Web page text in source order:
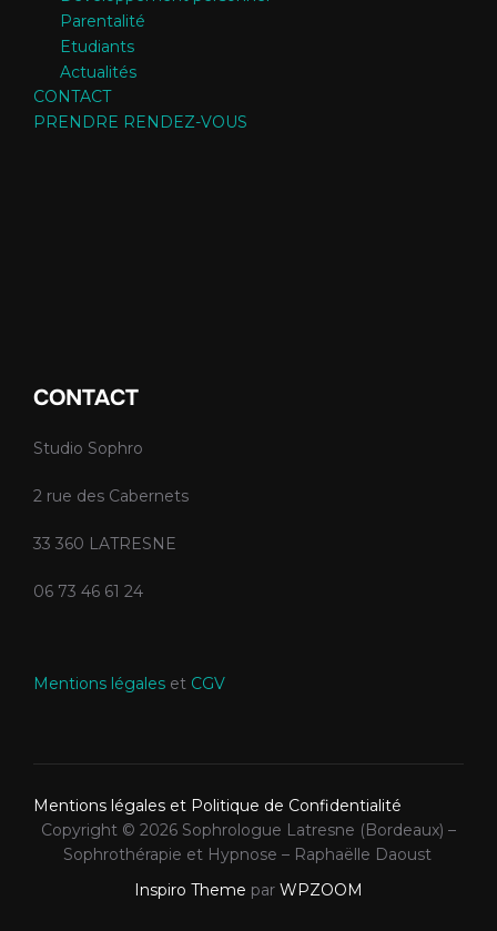
Parentalité
Etudiants
Actualités
CONTACT
PRENDRE RENDEZ-VOUS
CONTACT
Studio Sophro
2 rue des Cabernets
33 360 LATRESNE
06 73 46 61 24
Mentions légales et CGV
Mentions légales et Politique de Confidentialité
Copyright © 2026 Sophrologue Latresne (Bordeaux) –
Sophrothérapie et Hypnose – Raphaëlle Daoust
Inspiro Theme par WPZOOM